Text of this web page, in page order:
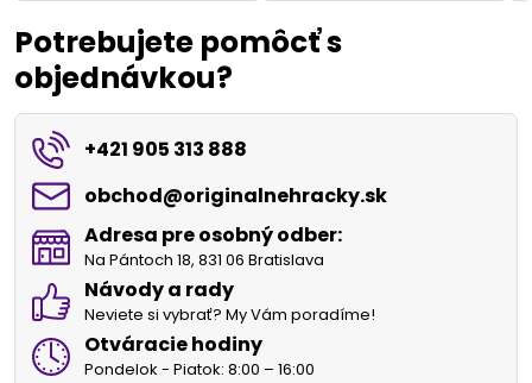
Potrebujete pomôcť s
objednávkou?
+421 905 313 888
obchod​@originalnehracky​.sk
Adresa pre osobný odber:
Na Pántoch 18, 831 06 Bratislava
Návody a rady
Neviete si vybrať? My Vám poradíme!
Otváracie hodiny
Pondelok - Piatok: 8:00 – 16:00